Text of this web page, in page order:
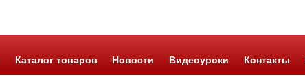
Каталог товаров Новости Видеоуроки Контакты